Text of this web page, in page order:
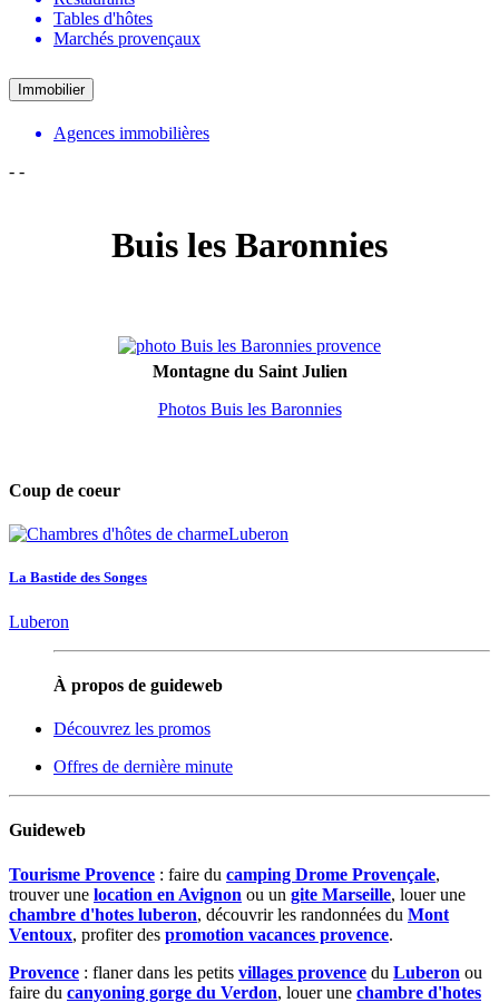
Tables d'hôtes
Marchés provençaux
Immobilier
Agences immobilières
- -
Buis les Baronnies
Montagne du Saint Julien
Photos Buis les Baronnies
Coup de coeur
La Bastide des Songes
Luberon
À propos de guideweb
Découvrez les promos
Offres de dernière minute
Guideweb
Tourisme Provence : faire du camping Drome Provençale,
trouver une location en Avignon ou un gite Marseille, louer une
chambre d'hotes luberon, découvrir les randonnées du Mont
Ventoux, profiter des promotion vacances provence.
Provence : flaner dans les petits villages provence du Luberon ou
faire du canyoning gorge du Verdon, louer une chambre d'hotes